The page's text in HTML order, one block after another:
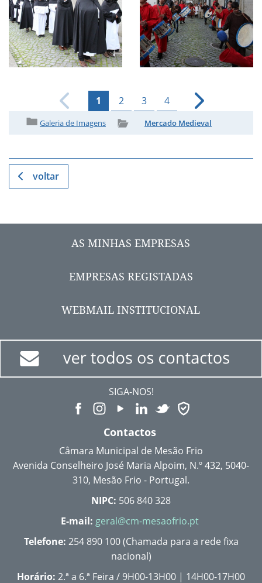
1 2 3 4
Galeria de Imagens Mercado Medieval
voltar
AS MINHAS EMPRESAS
EMPRESAS REGISTADAS
WEBMAIL INSTITUCIONAL
SIGA-NOS!
Contactos
Câmara Municipal de Mesão Frio
Avenida Conselheiro José Maria Alpoim, N.º 432, 5040-
310, Mesão Frio - Portugal.
NIPC: 506 840 328
E-mail: geral@cm-mesaofrio.pt
Telefone: 254 890 100 (Chamada para a rede fixa
nacional)
Horário: 2.ª a 6.ª Feira / 9H00-13H00 | 14H00-17H00